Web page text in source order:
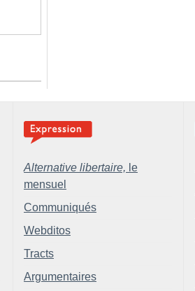
Alternative libertaire, le
mensuel
Communiqués
Webditos
Tracts
Argumentaires